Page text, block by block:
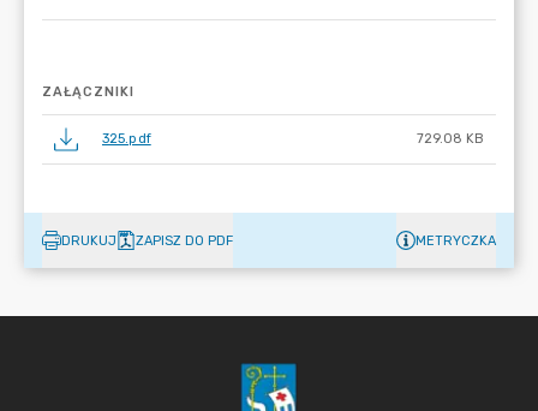
ZAŁĄCZNIKI
325.pdf 729.08 KB
DRUKUJ ZAPISZ DO PDF METRYCZKA